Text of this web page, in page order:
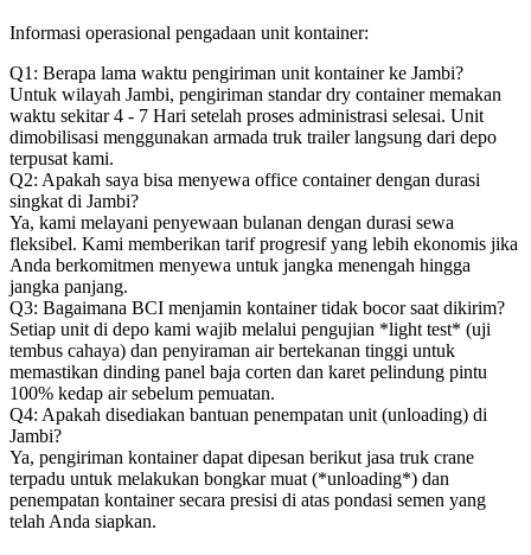
Informasi operasional pengadaan unit kontainer:
Q1: Berapa lama waktu pengiriman unit kontainer ke Jambi?
Untuk wilayah Jambi, pengiriman standar dry container memakan
waktu sekitar 4 - 7 Hari setelah proses administrasi selesai. Unit
dimobilisasi menggunakan armada truk trailer langsung dari depo
terpusat kami.
Q2: Apakah saya bisa menyewa office container dengan durasi
singkat di Jambi?
Ya, kami melayani penyewaan bulanan dengan durasi sewa
fleksibel. Kami memberikan tarif progresif yang lebih ekonomis jika
Anda berkomitmen menyewa untuk jangka menengah hingga
jangka panjang.
Q3: Bagaimana BCI menjamin kontainer tidak bocor saat dikirim?
Setiap unit di depo kami wajib melalui pengujian *light test* (uji
tembus cahaya) dan penyiraman air bertekanan tinggi untuk
memastikan dinding panel baja corten dan karet pelindung pintu
100% kedap air sebelum pemuatan.
Q4: Apakah disediakan bantuan penempatan unit (unloading) di
Jambi?
Ya, pengiriman kontainer dapat dipesan berikut jasa truk crane
terpadu untuk melakukan bongkar muat (*unloading*) dan
penempatan kontainer secara presisi di atas pondasi semen yang
telah Anda siapkan.